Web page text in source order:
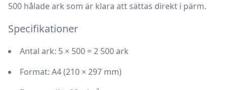
500 hålade ark som är klara att sättas direkt i pärm.
Specifikationer
Antal ark: 5 × 500 = 2 500 ark
Format: A4 (210 × 297 mm)